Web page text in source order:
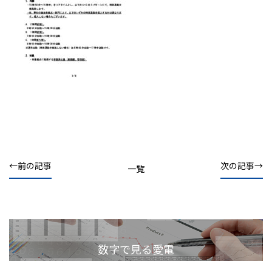
前の記事 一覧 次の記事
数字で見る愛電